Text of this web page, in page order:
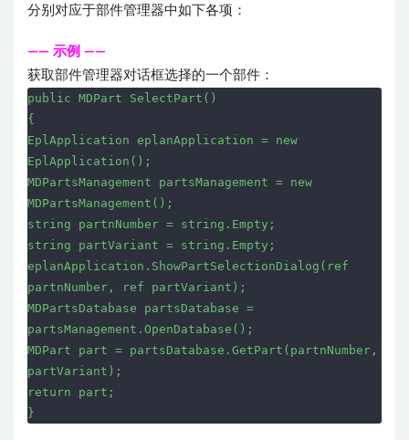
分别对应于部件管理器中如下各项：
—— 示例 ——
获取部件管理器对话框选择的一个部件：
public MDPart SelectPart()
{
EplApplication eplanApplication = new
EplApplication();
MDPartsManagement partsManagement = new
MDPartsManagement();
string partnNumber = string.Empty;
string partVariant = string.Empty;
eplanApplication.ShowPartSelectionDialog(ref
partnNumber, ref partVariant);
MDPartsDatabase partsDatabase =
partsManagement.OpenDatabase();
MDPart part = partsDatabase.GetPart(partnNumber,
partVariant);
return part;
}